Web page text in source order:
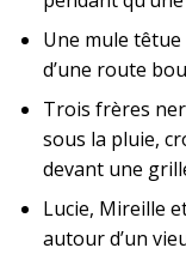
Une mule
d’une route
Trois frères
sous la pluie,
devant une
Lucie, Mireille
autour d’un